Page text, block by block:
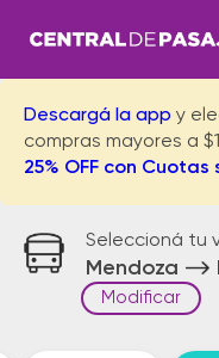
Descargá la app y
compras mayores a
25% OFF con
Seleccioná tu
Mendoza
Modificar